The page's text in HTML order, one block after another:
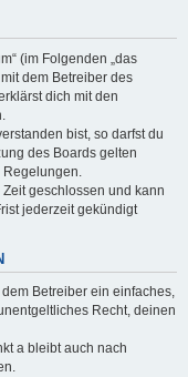
(im Folgenden „das
dem Betreiber des
dich mit den
bist, so darfst du
des Boards gelten
Regelungen.
geschlossen und kann
jederzeit gekündigt
Betreiber ein einfaches,
Recht, deinen
a bleibt auch nach